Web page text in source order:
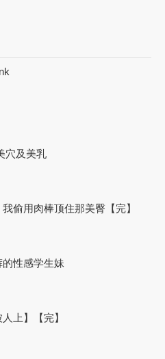
穴及美乳
偷用肉棒顶住那美臀【完】
性感学生妹
上】【完】